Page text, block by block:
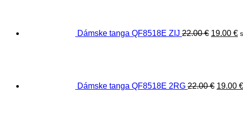
Dámske tanga QF8518E ZIJ 22.00€ 19.00 €
Dámske tanga QF8518E 2RG 22.00€ 19.00 €